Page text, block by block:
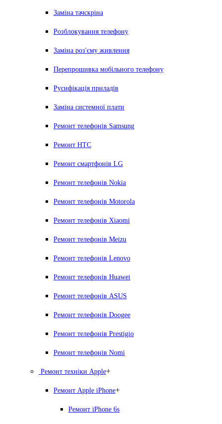
Заміна тачскріна
Розблокування телефону
Заміна роз'єму живлення
Перепрошивка мобільного телефону
Русифікація приладів
Заміна системної плати
Ремонт телефонів Samsung
Ремонт HTC
Ремонт смартфонів LG
Ремонт телефонів Nokia
Ремонт телефонів Motorola
Ремонт телефонів Xiaomi
Ремонт телефонів Meizu
Ремонт телефонів Lenovo
Ремонт телефонів Huawei
Ремонт телефонів ASUS
Ремонт телефонів Doogee
Ремонт телефонів Prestigio
Ремонт телефонів Nomi
Ремонт техніки Apple+
Ремонт Apple iPhone+
Ремонт iPhone 6s